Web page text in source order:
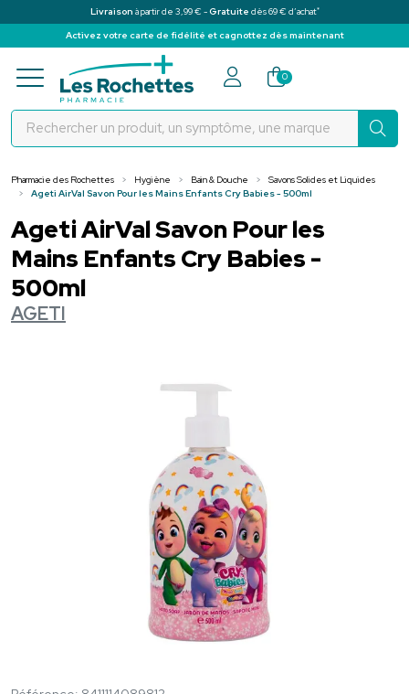
Livraison à partir de 3,99 € -Gratuite dès 69 € d’achat*
Activez votre carte de fidélité et cagnottez dès maintenant
Pharmacie des Rochettes Votre
0
Pharmacie des Rochettes Hygiène Bain & Douche
Savons Solides et Liquides
Ageti AirVal Savon Pour les Mains Enfants Cry Babies - 500ml
Ageti AirVal Savon Pour les
Mains Enfants Cry Babies -
500ml
AGETI